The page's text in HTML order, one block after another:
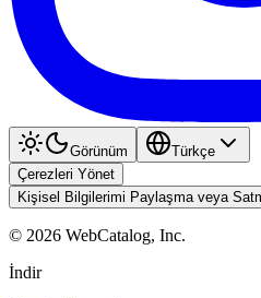
Görünüm
Türkçe
Çerezleri Yönet
Kişisel Bilgilerimi Paylaşma veya
© 2026 WebCatalog, Inc.
İndir